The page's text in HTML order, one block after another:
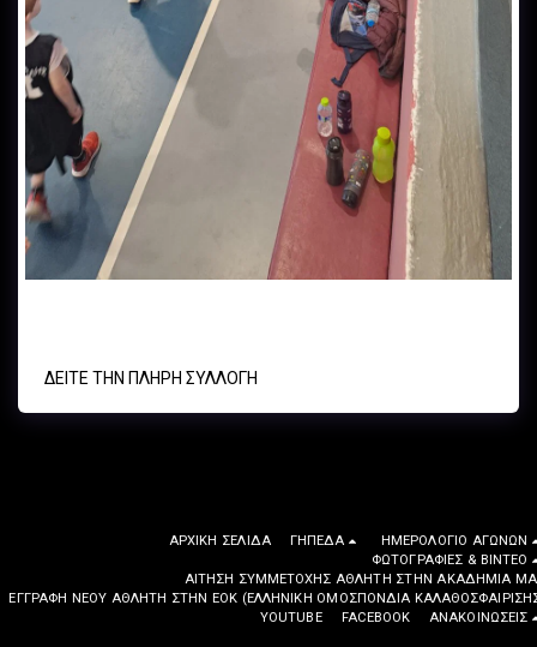
ΔΕΊΤΕ ΤΗΝ ΠΛΉΡΗ ΣΥΛΛΟΓΉ
ΑΡΧΙΚΉ ΣΕΛΊΔΑ ΓΉΠΕΔΑ
ΗΜΕΡΟΛΌΓΙΟ ΑΓΏΝΩΝ
ΦΩΤΟΓΡΑΦΙΕΣ & ΒΙΝΤΕΟ
ΑΊΤΗΣΗ ΣΥΜΜΕΤΟΧΉΣ ΑΘΛΗΤΉ ΣΤΗΝ ΑΚΑΔΗΜΊΑ
EΓΓΡΑΦΉ ΝΈΟΥ ΑΘΛΗΤΉ ΣΤΗΝ ΕΟΚ (ΕΛΛΗΝΙΚΉ ΟΜΟΣΠΟΝΔΊΑ
YOUTUBE
FACEBOOK ΑΝΑΚΟΙΝΩΣΕΙΣ